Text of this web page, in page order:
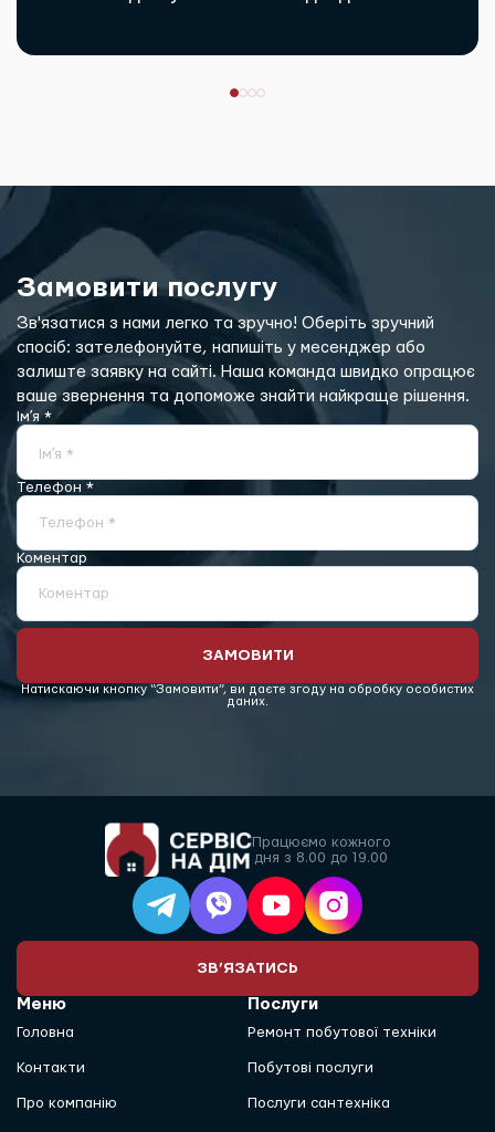
Замовити послугу
Зв'язатися з нами легко та зручно! Оберіть зручний
спосіб: зателефонуйте, напишіть у месенджер або
залиште заявку на сайті. Наша команда швидко опрацює
ваше звернення та допоможе знайти найкраще рішення.
Імʼя *
Імʼя *
Телефон *
Телефон *
Коментар
Коментар
ЗАМОВИТИ
Натискаючи кнопку “Замовити”, ви даєте згоду на обробку особистих
даних.
Працюємо кожного
дня з 8.00 до 19.00
ЗВ’ЯЗАТИСЬ
Меню
Головна
Контакти
Про компанію
Послуги
Ремонт побутової техніки
Побутові послуги
Послуги сантехніка